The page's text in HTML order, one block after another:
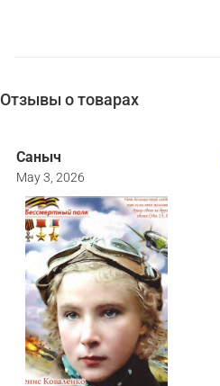
Отзывы о товарах
Саныч
May 3, 2026